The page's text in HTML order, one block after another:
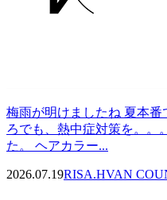
梅雨が明けましたね 夏本番
ろでも、熱中症対策を。
た。 ヘアカラー...
2026.07.19RISA.HVAN